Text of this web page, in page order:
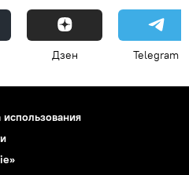
Дзен Telegram
использования